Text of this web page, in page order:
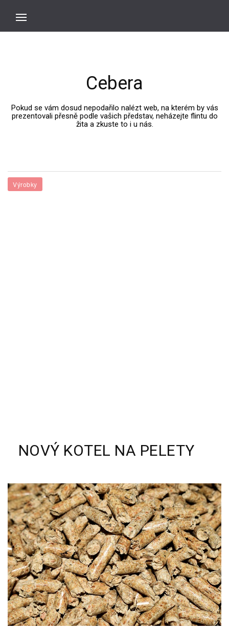
Cebera
Pokud se vám dosud nepodařilo nalézt web, na kterém by vás
prezentovali přesně podle vašich představ, neházejte flintu do
žita a zkuste to i u nás.
Výrobky
NOVÝ KOTEL NA PELETY